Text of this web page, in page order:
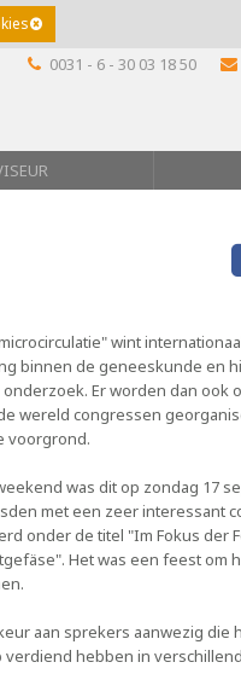
0031 - 6 - 30 03 18 50
wint
binnen de geneeskunde en
Er worden dan ook
wereld congressen
voorgrond.
was dit op zondag 17
met een zeer interessant
onder de titel "Im Fokus der
Het was een feest om
aan sprekers aanwezig die
verdiend hebben in